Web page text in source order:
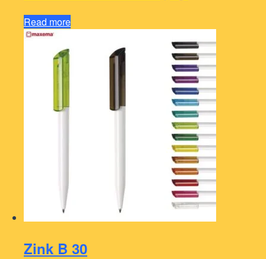
Read more
Zink B 30